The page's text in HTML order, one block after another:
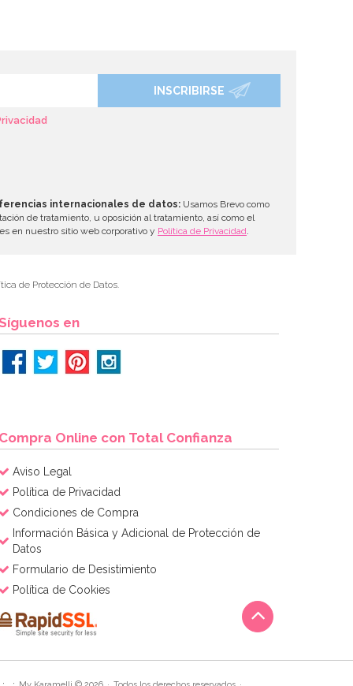
INSCRIBIRSE
internacionales de datos: Usamos Brevo como
de tratamiento, u oposición al tratamiento, así como el
en nuestro sitio web corporativo y Política de Privacidad
de Protección de Datos.
en
Compra Online con Total Confianza
Aviso Legal
Política de Privacidad
Condiciones de Compra
Información Básica y Adicional de Protección de
Datos
Formulario de Desistimiento
Política de Cookies